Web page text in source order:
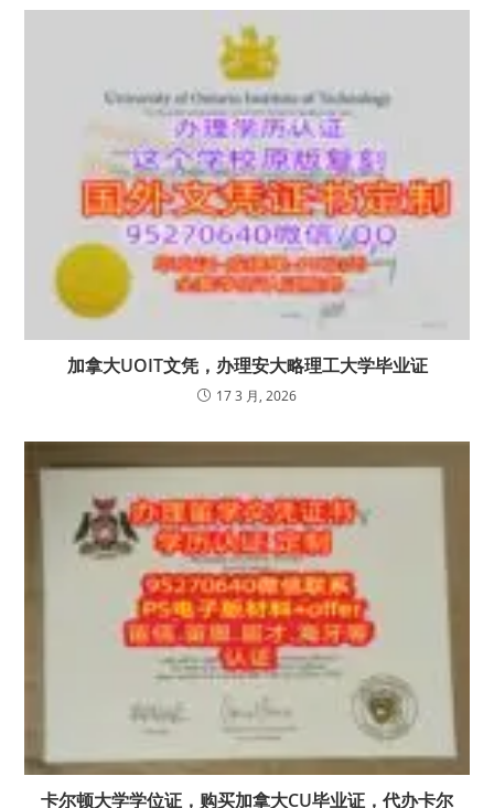
加拿大UOIT文凭，办理安大略理工大学毕业证
17 3 月, 2026
卡尔顿大学学位证，购买加拿大CU毕业证，代办卡尔